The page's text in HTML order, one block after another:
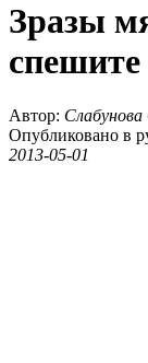
Зразы
спешите
Автор: Слабунова
Опубликовано в
2013-05-01